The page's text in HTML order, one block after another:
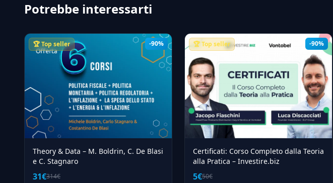
Potrebbe interessarti
-90%
🏆 Top seller
Theory & Data – M. Boldrin, C. De Blasi
e C. Stagnaro
31€314€
-90%
🏆 Top seller
Certificati: Corso Completo dalla Teoria
alla Pratica – Investire.biz
5€50€